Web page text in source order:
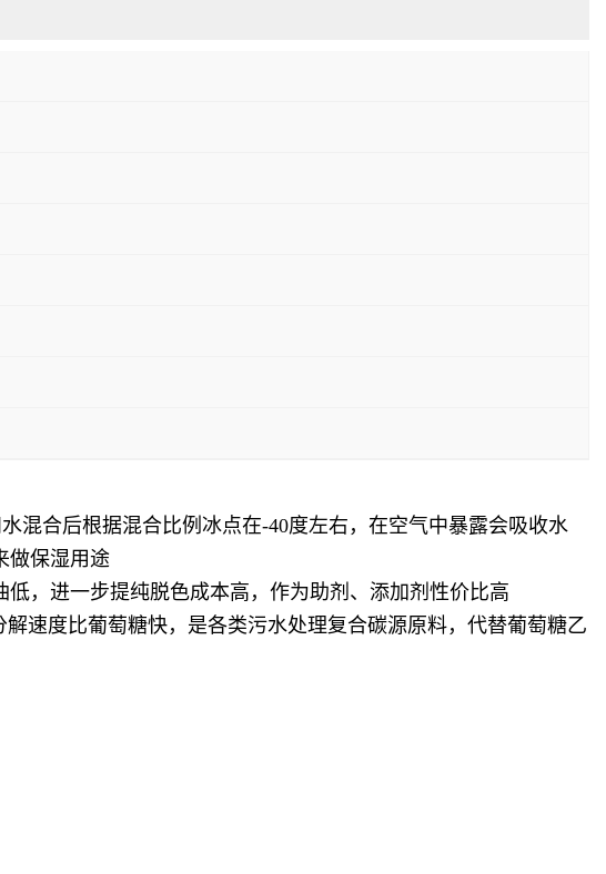
混合后根据混合比例冰点在-40度左右，在空气中暴露会吸收水
做保湿用途
，进一步提纯脱色成本高，作为助剂、添加剂性价比高
速度比葡萄糖快，是各类污水处理复合碳源原料，代替葡萄糖乙